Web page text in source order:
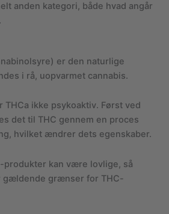
anden kategori, både hvad angår
er den naturlige
i rå, uopvarmet cannabis.
THCa ikke psykoaktiv. Først ved
det til THC gennem en proces
hvilket ændrer dets egenskaber.
produkter kan være lovlige, så
grænser for THC-